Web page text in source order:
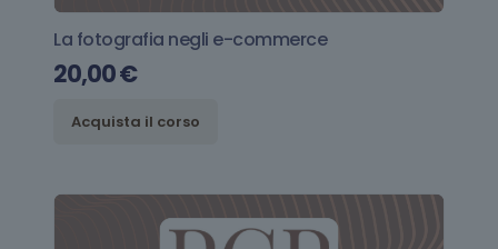
La fotografia negli e-commerce
20,00€
Acquista il corso